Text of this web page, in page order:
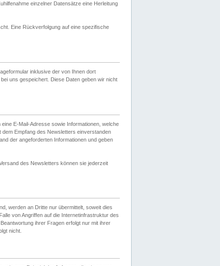
einzelner Datensätze eine Herleitung
Eine Rückverfolgung auf eine spezifische
inklusive der von Ihnen dort
uns gespeichert. Diese Daten geben wir nicht
E-Mail-Adresse sowie Informationen, welche
Empfang des Newsletters einverstanden
der angeforderten Informationen und geben
des Newsletters können sie jederzeit
werden an Dritte nur übermittelt, soweit dies
von Angriffen auf die Internetinfrastruktur des
ihrer Fragen erfolgt nur mit ihrer
nicht.